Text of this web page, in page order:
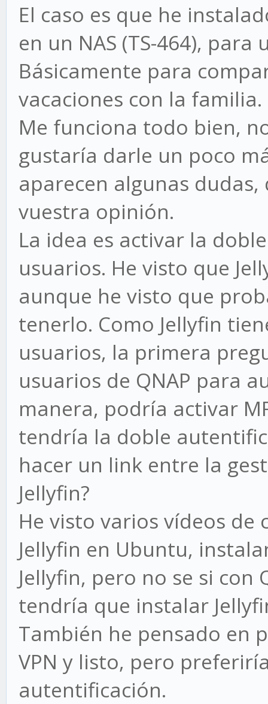
El caso es que he
en un NAS (TS-464),
Básicamente para
vacaciones con la familia.
Me funciona todo bien,
gustaría darle un poco
aparecen algunas
vuestra opinión.
La idea es activar la
usuarios. He visto que
aunque he visto que
tenerlo. Como Jellyfin
usuarios, la primera
usuarios de QNAP para
manera, podría activar
tendría la doble
hacer un link entre la
Jellyfin?
He visto varios vídeos de
Jellyfin en Ubuntu,
Jellyfin, pero no se si con
tendría que instalar
También he pensado en
VPN y listo, pero
autentificación.